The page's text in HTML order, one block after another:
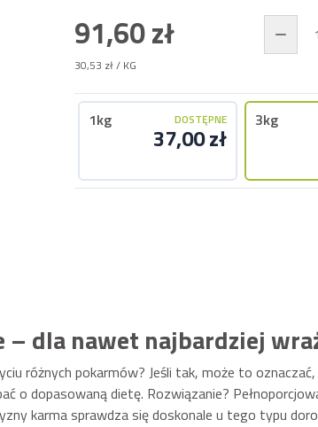
91,60 zł
30,53 zł/ KG
1kg DOSTĘPNE
37,00 zł
3kg
– dla nawet najbardziej
różnych pokarmów? Jeśli tak, może to
o dopasowaną dietę. Rozwiązanie?
karma sprawdza się doskonale u tego typu